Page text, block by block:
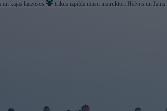
kājas lauzošos trikus izpilda mūsu instruktori Helvijs un Jānis.